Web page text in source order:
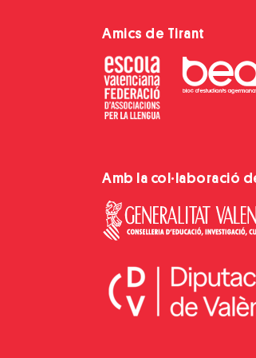
Amics de Tirant
Amb la col·laboració